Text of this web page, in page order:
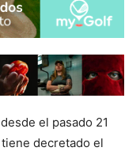
el pasado 21
decretado el